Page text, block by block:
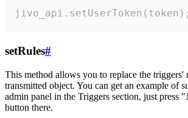
jivo_api.setUserToken(token);
setRules#
This method allows you to replace the triggers'
transmitted object. You can get an example of
admin panel in the Triggers section, just press
button there.